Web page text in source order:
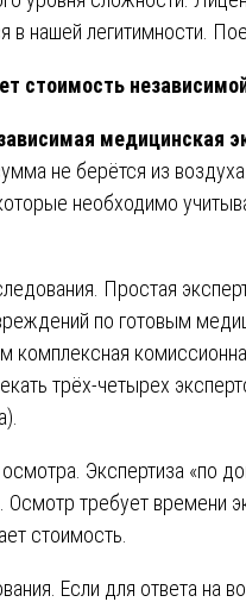
в нашей легитимности.
стоимость
медицинская
не берётся из
необходимо
Простая
по готовым
комплексная
трёх-четырех
Экспертиза «по
требует времени
стоимость.
Если для ответа на